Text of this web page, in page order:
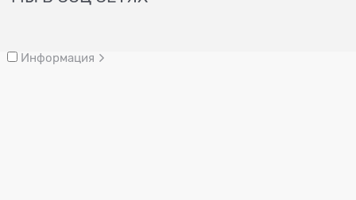
Информация